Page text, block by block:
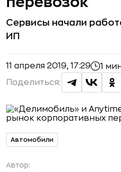
Сервисы начали
ИП
11 апреля 2019, 17:29 1
Поделиться:
Автомобили
Автор: